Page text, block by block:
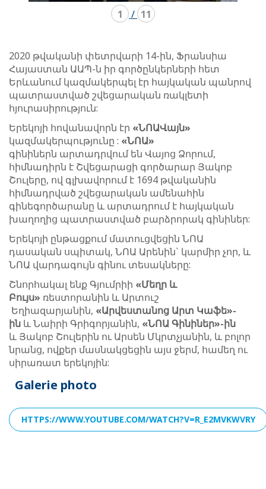
1 / 11
2020 թվականի փետրվարի 14-ին, Ֆրանսիա
Հայաստան ԱԱՊ-ն իր գործընկերների հետ
Երևանում կազմակերպել էր հայկական պանրով
պատրաստված շվեցարական ռակլետի
հյուրասիրություն:
Երեկոյի հովանավորն էր «ՆՈԱՎայն»
կազմակերպությունը : «ՆՈԱ»
գինիներն արտադրվում են Վայոց Ձորում,
հիմնադիրն է Շվեցարացի գործարար Յակոբ
Շուլերը, ով գլխավորում է 1694 թվականին
հիմնադրված շվեցարական ամենահին
գինեգործարանը և արտադրում է հայկական
խաղողից պատրաստված բարձրորակ գինիներ:
Երեկոյի ընթացքում մատուցվեցին ՆՈԱ
դասական սպիտակ, ՆՈԱ Արենին` կարմիր չոր, և
ՆՈԱ վարդագույն գինու տեսակները:
Շնորհակալ ենք Գյումրիի «Մեղր և
Բույս» ռեստորանին և Արտուշ
Եղիազարյանին, «Արվեստանոց Արտ Կաֆե»-
ին և Նաիրի Գրիգորյանին, «ՆՈԱԳինիներ»-ին
և Յակոբ Շուլերին ու Արսեն Մկրտչյանին, և բոլոր
նրանց, ովքեր մասնակցեցին այս ջերմ, համեղ ու
սիրառատ երեկոյին:
Galerie photo
HTTPS://WWW.YOUTUBE.COM/WATCH?V=R_E2MVKWVRY